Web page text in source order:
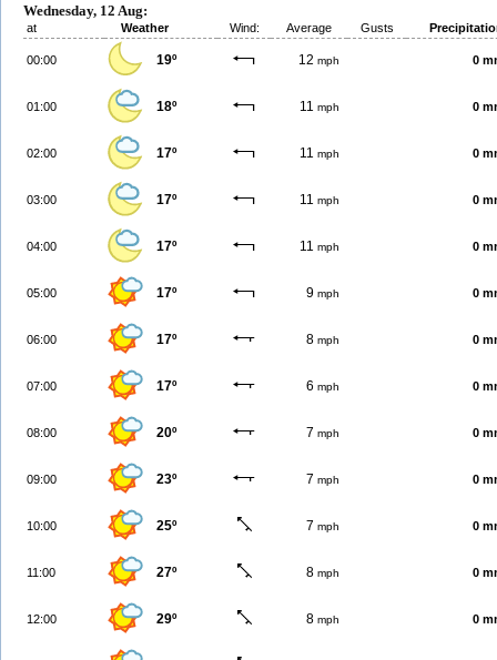
Wednesday, 12 Aug:
at Weather Wind: Average Gusts
00:00 19º 12 mph 0
01:00 18º 11 mph 0
02:00 17º 11 mph 0
03:00 17º 11 mph 0
04:00 17º 11 mph 0
05:00 17º 9 mph 0
06:00 17º 8 mph 0
07:00 17º 6 mph 0
08:00 20º 7 mph 0
09:00 23º 7 mph 0
10:00 25º 7 mph 0
11:00 27º 8 mph 0
12:00 29º 8 mph 0